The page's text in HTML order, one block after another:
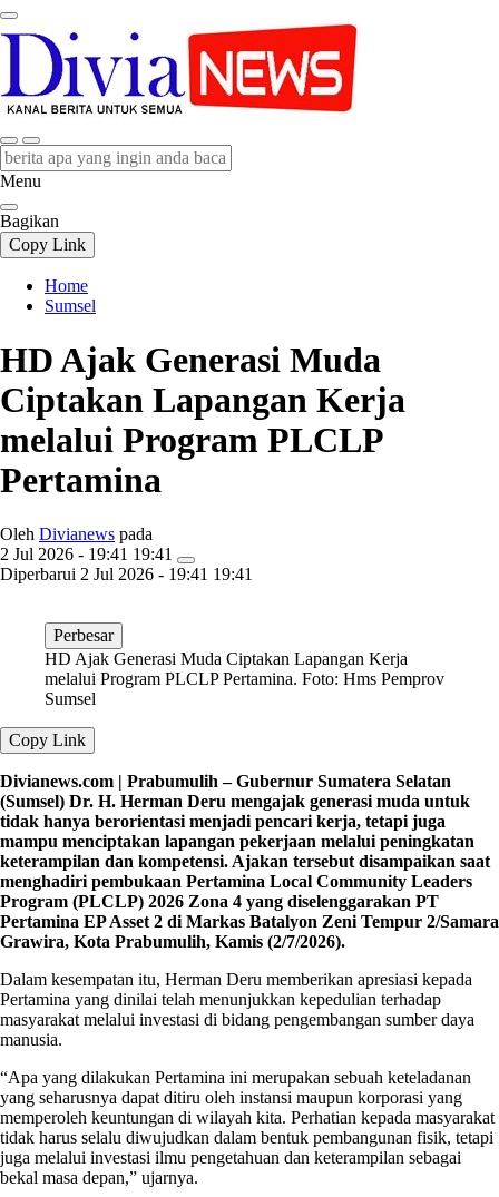
divianews.com
Menu
Bagikan
Copy Link
Home
Sumsel
HD Ajak Generasi Muda
Ciptakan Lapangan Kerja
melalui Program PLCLP
Pertamina
Oleh Divianews pada
2 Jul 2026 - 19:41 19:41
Diperbarui 2 Jul 2026 - 19:41 19:41
Perbesar
HD Ajak Generasi Muda Ciptakan Lapangan Kerja
melalui Program PLCLP Pertamina. Foto: Hms Pemprov
Sumsel
Copy Link
Divianews.com | Prabumulih – Gubernur Sumatera Selatan
(Sumsel) Dr. H. Herman Deru mengajak generasi muda untuk
tidak hanya berorientasi menjadi pencari kerja, tetapi juga
mampu menciptakan lapangan pekerjaan melalui peningkatan
keterampilan dan kompetensi. Ajakan tersebut disampaikan saat
menghadiri pembukaan Pertamina Local Community Leaders
Program (PLCLP) 2026 Zona 4 yang diselenggarakan PT
Pertamina EP Asset 2 di Markas Batalyon Zeni Tempur 2/Samara
Grawira, Kota Prabumulih, Kamis (2/7/2026).
Dalam kesempatan itu, Herman Deru memberikan apresiasi kepada
Pertamina yang dinilai telah menunjukkan kepedulian terhadap
masyarakat melalui investasi di bidang pengembangan sumber daya
manusia.
“Apa yang dilakukan Pertamina ini merupakan sebuah keteladanan
yang seharusnya dapat ditiru oleh instansi maupun korporasi yang
memperoleh keuntungan di wilayah kita. Perhatian kepada masyarakat
tidak harus selalu diwujudkan dalam bentuk pembangunan fisik, tetapi
juga melalui investasi ilmu pengetahuan dan keterampilan sebagai
bekal masa depan,” ujarnya.